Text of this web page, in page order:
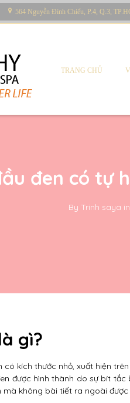
564 Nguyễn Đình Chiểu, P.4, Q.3,
TRANG CHỦ
đen có tự
By Trinh saya in
gì?
có kích thước nhỏ, xuất hiện
được hình thành do sự bít
mà không bài tiết ra ngoài được